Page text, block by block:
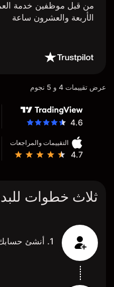
من قبل موظفين خدمة
الأربعة والعشرون ساعة
عرض تقييمات 4 و 5 نجوم
4.6
التقييمات والمراجعات
4.7
ثلاث خطوات
1. أنشئ حسابك (وفقًا لمعايير الأهلية)